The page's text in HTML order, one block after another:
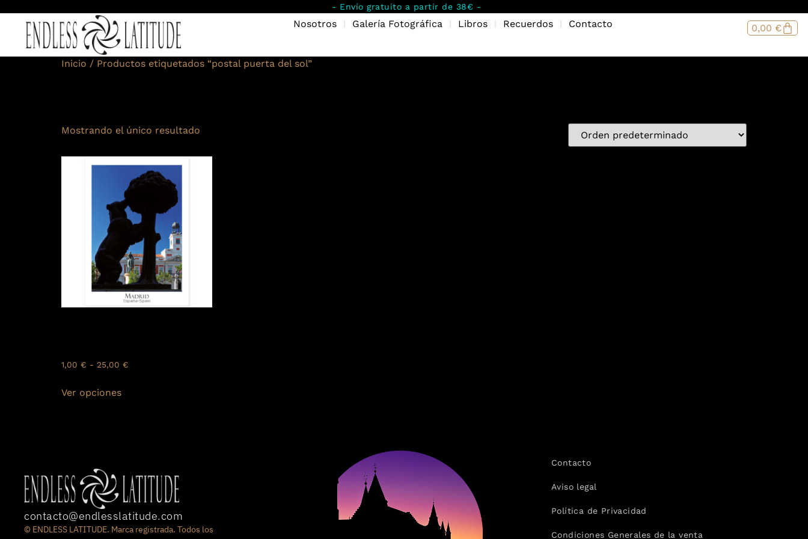
- Envío gratuito a partir de 38€ -
Nosotros Galería Fotográfica Libros Recuerdos Contacto 0,00 €
Inicio / Productos etiquetados “postal puerta del sol”
Mostrando el único resultado
1,00 € - 25,00 €
Ver opciones
contacto@endlesslatitude.com
© ENDLESS LATITUDE. Marca registrada. Todos los
Contacto
Aviso legal
Política de Privacidad
Condiciones Generales de la venta